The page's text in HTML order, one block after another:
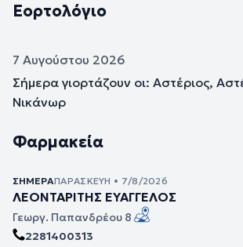
Εορτολόγιο
7 Αυγούστου 2026
Σήμερα γιορτάζουν οι: Αστέριος,
Νικάνωρ
Φαρμακεία
ΣΉΜΕΡΑΠΑΡΑΣΚΕΥΉ • 7/8/2026
ΛΕΟΝΤΑΡΙΤΗΣ ΕΥΑΓΓΕΛΟΣ
Γεωργ. Παπανδρέου 8
2281400313